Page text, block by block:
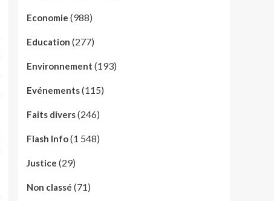
Economie (988)
Education (277)
Environnement (193)
Evénements(115)
Faits divers(246)
Flash Info(1 548)
Justice (29)
Non classé (71)